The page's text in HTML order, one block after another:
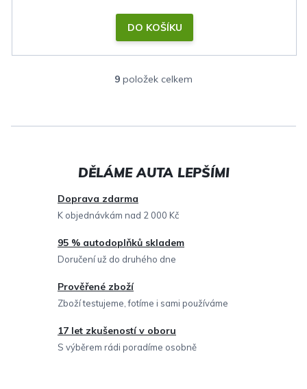
DO KOŠÍKU
O
l
a
í
p
r
y
v
ý
9 položek celkem
Doprava zdarma
K objednávkám nad 2 000 Kč
95 % autodoplňků skladem
Doručení už do druhého dne
Prověřené zboží
Zboží testujeme, fotíme i sami používáme
17 let zkušeností v oboru
S výběrem rádi poradíme osobně